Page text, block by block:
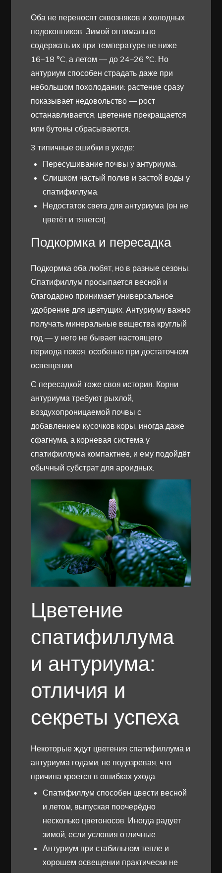
Оба не переносят сквозняков и холодных
подоконников. Зимой оптимально
содержать их при температуре не ниже
16–18 °C, а летом — до 24–26 °C. Но
антуриум способен страдать даже при
небольшом похолодании: растение сразу
показывает недовольство — рост
останавливается, цветение прекращается
или бутоны сбрасываются.
3 типичные ошибки в уходе:
Пересушивание почвы у антуриума.
Слишком частый полив и застой воды у
спатифиллума.
Недостаток света для антуриума (он не
цветёт и тянется).
Подкормка и пересадка
Подкормка оба любят, но в разные сезоны.
Спатифиллум просыпается весной и
благодарно принимает универсальное
удобрение для цветущих. Антуриуму важно
получать минеральные вещества круглый
год — у него не бывает настоящего
периода покоя, особенно при достаточном
освещении.
С пересадкой тоже своя история. Корни
антуриума требуют рыхлой,
воздухопроницаемой почвы с
добавлением кусочков коры, иногда даже
сфагнума, а корневая система у
спатифиллума компактнее, и ему подойдёт
обычный субстрат для ароидных.
Цветение
спатифиллума
и антуриума:
отличия и
секреты успеха
Некоторые ждут цветения спатифиллума и
антуриума годами, не подозревая, что
причина кроется в ошибках ухода.
Спатифиллум способен цвести весной
и летом, выпуская поочерёдно
несколько цветоносов. Иногда радует
зимой, если условия отличные.
Антуриум при стабильном тепле и
хорошем освещении практически не